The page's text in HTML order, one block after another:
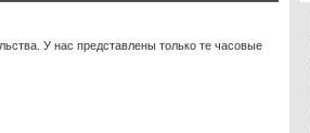
У нас представлены только те часовые